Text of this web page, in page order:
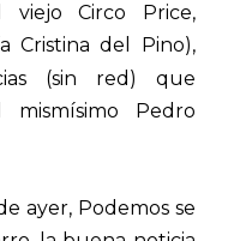
Circo Price,
Cristina del Pino),
(sin red) que
Pedro
ayer, Podemos se